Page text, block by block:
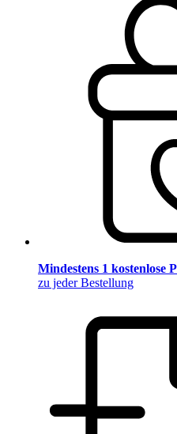
Mindestens 1 kostenlose
zu jeder Bestellung